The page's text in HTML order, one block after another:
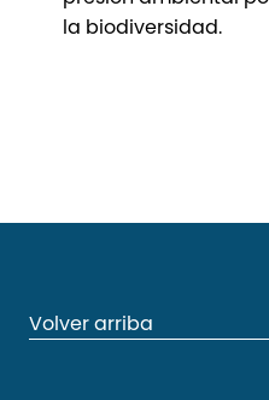
la biodiversidad.
Volver arriba